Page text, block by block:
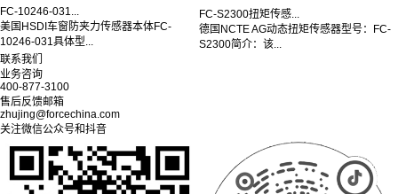
FC-10246-031...
美国HSDI车窗防夹力传感器本体FC-
10246-031具体型...
FC-S2300扭矩传感...
德国NCTE AG动态扭矩传感器型号：FC-
S2300简介：该...
联系我们
业务咨询
400-877-3100
售后反馈邮箱
zhujing@forcechina.com
关注微信公众号和抖音